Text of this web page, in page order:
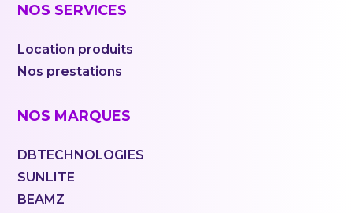
NOS SERVICES
Location produits
Nos prestations
NOS MARQUES
DBTECHNOLOGIES
SUNLITE
BEAMZ